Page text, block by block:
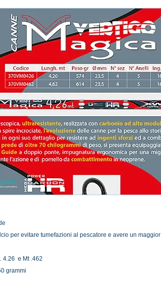
per evitare tumefazioni al pescatore e avere un maggior
4.26 e Mt .462
grammi